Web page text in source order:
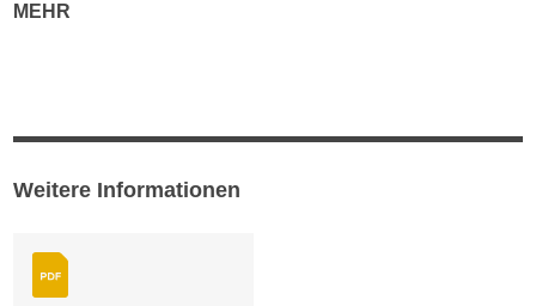
MEHR
Weitere Informationen